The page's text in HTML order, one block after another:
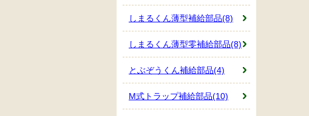
しまるくん薄型補給部品(8)
しまるくん薄型零補給部品(8)
とぶぞうくん補給部品(4)
M式トラップ補給部品(10)